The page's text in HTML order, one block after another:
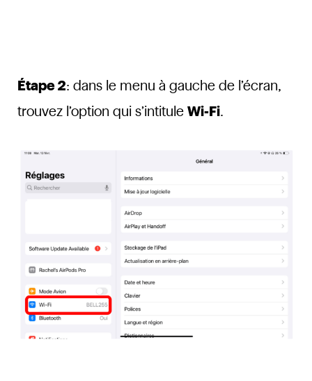
Étape 2: dans le menu à gauche de l’écran,
trouvez l’option qui s’intitule Wi-Fi.